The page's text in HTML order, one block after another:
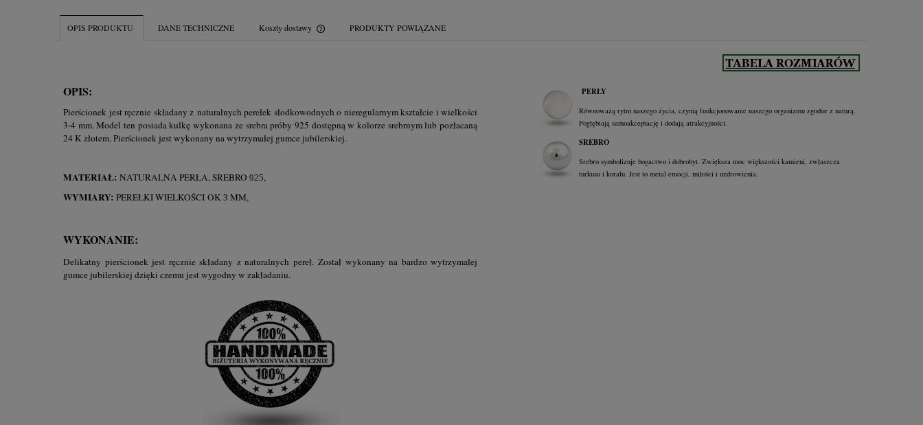
OPIS PRODUKTU DANE TECHNICZNE Koszty dostawy PRODUKTY POWIĄZANE
OPIS:
Pierścionek jest ręcznie składany z naturalnych perełek słodkowodnych o nieregularnym kształcie i wielkości
3-4 mm. Model ten posiada kulkę wykonana ze srebra próby 925 dostępną w kolorze srebrnym lub pozłacaną
24 K złotem. Pierścionek jest wykonany na wytrzymałej gumce jubilerskiej.
MATERIAŁ: NATURALNA PERŁA, SREBRO 925,
WYMIARY: PEREŁKI WIELKOŚCI OK 3 MM,
WYKONANIE:
Delikatny pierścionek jest ręcznie składany z naturalnych pereł. Został wykonany na bardzo wytrzymałej
gumce jubilerskiej dzięki czemu jest wygodny w zakładaniu.
PERŁY
Równoważą rytm naszego życia, czynią funkcjonowanie naszego organizmu zgodne z naturą.
Pogłębiają samoakceptację i dodają atrakcyjności.
SREBRO
Srebro symbolizuje bogactwo i dobrobyt. Zwiększa moc większości kamieni, zwłaszcza
turkusu i koralu. Jest to metal emocji, miłości i uzdrowienia.